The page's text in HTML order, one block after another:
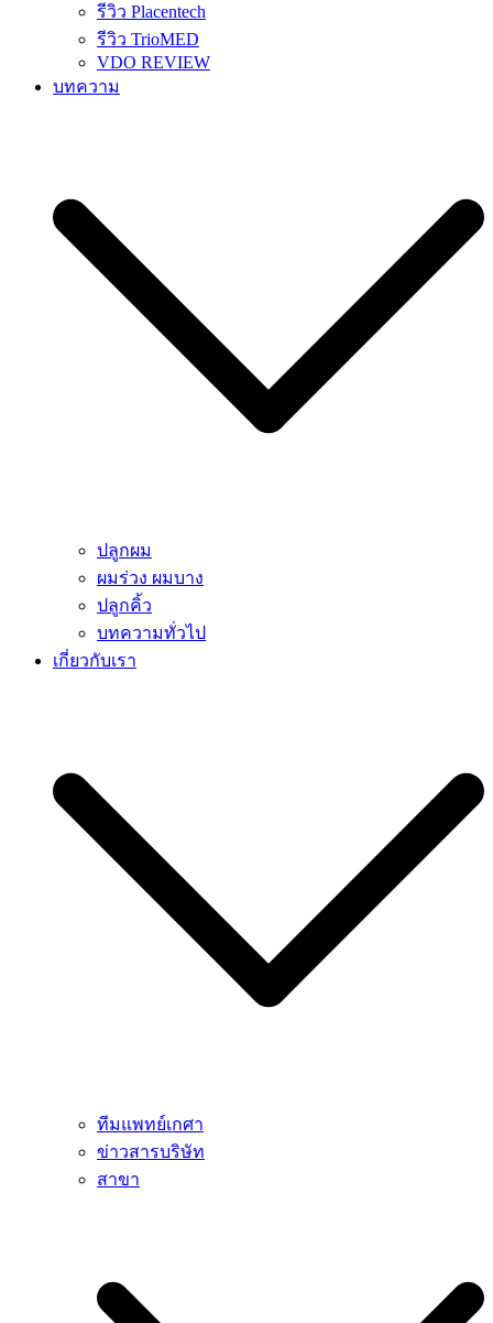
รีวิว Placentech
รีวิว TrioMED
VDO REVIEW
บทความ
ปลูกผม
ผมร่วง ผมบาง
ปลูกคิ้ว
บทความทั่วไป
เกี่ยวกับเรา
ทีมแพทย์เกศา
ข่าวสารบริษัท
สาขา